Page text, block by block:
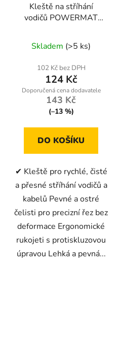
Kleště na stříhání
vodičů POWERMAT
rychlé řezy
Skladem (>5 ks)
102 Kč bez DPH
124 Kč
143 Kč
(–13 %)
DO KOŠÍKU
✔ Kleště pro rychlé, čisté
a přesné stříhání vodičů a
kabelů Pevné a ostré
čelisti pro precizní řez bez
deformace Ergonomické
rukojeti s protiskluzovou
úpravou Lehká a pevná...